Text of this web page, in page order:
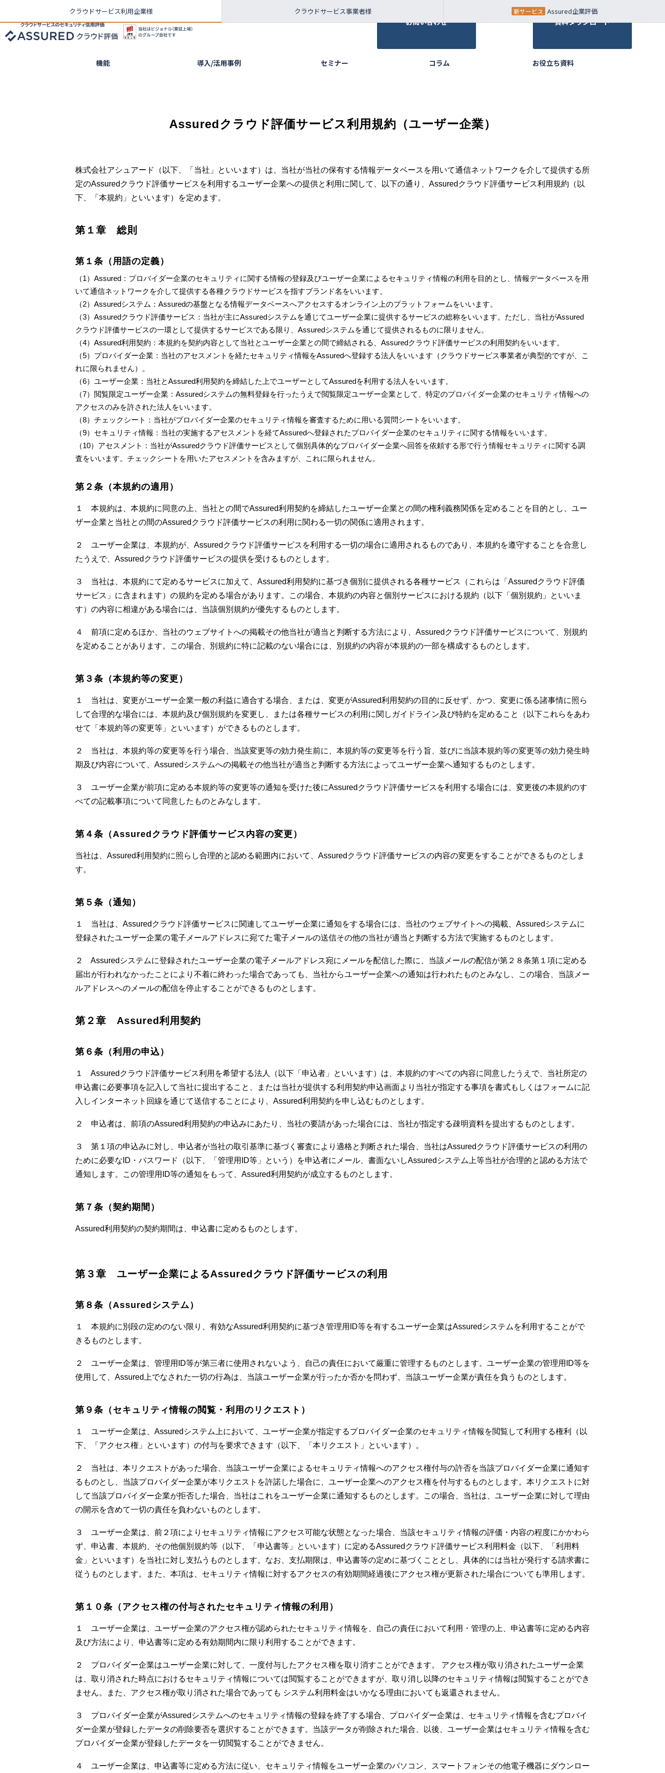
クラウドサービス利用企業様 クラウドサービス事業者様 Assured企業評価
お問い合わせ 資料ダウンロード
機能 導入/活用事例 セミナー コラム お役立ち資料
Assuredクラウド評価サービス利用規約（ユーザー企業）
株式会社アシュアード（以下、「当社」といいます）は、当社が当社の保有する情報データベースを用いて通信ネットワークを介して提供する所
定のAssuredクラウド評価サービスを利用するユーザー企業への提供と利用に関して、以下の通り、Assuredクラウド評価サービス利用規約（以
下、「本規約」といいます）を定めます。
第１章　総則
第１条（用語の定義）
（1）Assured：プロバイダー企業のセキュリティに関する情報の登録及びユーザー企業によるセキュリティ情報の利用を目的とし、情報データベースを用
いて通信ネットワークを介して提供する各種クラウドサービスを指すブランド名をいいます。
（2）Assuredシステム：Assuredの基盤となる情報データベースへアクセスするオンライン上のプラットフォームをいいます。
（3）Assuredクラウド評価サービス：当社が主にAssuredシステムを通じてユーザー企業に提供するサービスの総称をいいます。ただし、当社がAssured
クラウド評価サービスの一環として提供するサービスである限り、Assuredシステムを通じて提供されるものに限りません。
（4）Assured利用契約：本規約を契約内容として当社とユーザー企業との間で締結される、Assuredクラウド評価サービスの利用契約をいいます。
（5）プロバイダー企業：当社のアセスメントを経たセキュリティ情報をAssuredへ登録する法人をいいます（クラウドサービス事業者が典型的ですが、こ
れに限られません）。
（6）ユーザー企業：当社とAssured利用契約を締結した上でユーザーとしてAssuredを利用する法人をいいます。
（7）閲覧限定ユーザー企業：Assuredシステムの無料登録を行ったうえで閲覧限定ユーザー企業として、特定のプロバイダー企業のセキュリティ情報への
アクセスのみを許された法人をいいます。
（8）チェックシート：当社がプロバイダー企業のセキュリティ情報を審査するために用いる質問シートをいいます。
（9）セキュリティ情報：当社の実施するアセスメントを経てAssuredへ登録されたプロバイダー企業のセキュリティに関する情報をいいます。
（10）アセスメント：当社がAssuredクラウド評価サービスとして個別具体的なプロバイダー企業へ回答を依頼する形で行う情報セキュリティに関する調
査をいいます。チェックシートを用いたアセスメントを含みますが、これに限られません。
第２条（本規約の適用）
１ 本規約は、本規約に同意の上、当社との間でAssured利用契約を締結したユーザー企業との間の権利義務関係を定めることを目的とし、ユー
ザー企業と当社との間のAssuredクラウド評価サービスの利用に関わる一切の関係に適用されます。
２ ユーザー企業は、本規約が、Assuredクラウド評価サービスを利用する一切の場合に適用されるものであり、本規約を遵守することを合意し
たうえで、Assuredクラウド評価サービスの提供を受けるものとします。
３ 当社は、本規約にて定めるサービスに加えて、Assured利用契約に基づき個別に提供される各種サービス（これらは「Assuredクラウド評価
サービス」に含まれます）の規約を定める場合があります。この場合、本規約の内容と個別サービスにおける規約（以下「個別規約」といいま
す）の内容に相違がある場合には、当該個別規約が優先するものとします。
４ 前項に定めるほか、当社のウェブサイトへの掲載その他当社が適当と判断する方法により、Assuredクラウド評価サービスについて、別規約
を定めることがあります。この場合、別規約に特に記載のない場合には、別規約の内容が本規約の一部を構成するものとします。
第３条（本規約等の変更）
１ 当社は、変更がユーザー企業一般の利益に適合する場合、または、変更がAssured利用契約の目的に反せず、かつ、変更に係る諸事情に照ら
して合理的な場合には、本規約及び個別規約を変更し、または各種サービスの利用に関しガイドライン及び特約を定めること（以下これらをあわ
せて「本規約等の変更等」といいます）ができるものとします。
２ 当社は、本規約等の変更等を行う場合、当該変更等の効力発生前に、本規約等の変更等を行う旨、並びに当該本規約等の変更等の効力発生時
期及び内容について、Assuredシステムへの掲載その他当社が適当と判断する方法によってユーザー企業へ通知するものとします。
３ ユーザー企業が前項に定める本規約等の変更等の通知を受けた後にAssuredクラウド評価サービスを利用する場合には、変更後の本規約のす
べての記載事項について同意したものとみなします。
第４条（Assuredクラウド評価サービス内容の変更）
当社は、Assured利用契約に照らし合理的と認める範囲内において、Assuredクラウド評価サービスの内容の変更をすることができるものとしま
す。
第５条（通知）
１ 当社は、Assuredクラウド評価サービスに関連してユーザー企業に通知をする場合には、当社のウェブサイトへの掲載、Assuredシステムに
登録されたユーザー企業の電子メールアドレスに宛てた電子メールの送信その他の当社が適当と判断する方法で実施するものとします。
２ Assuredシステムに登録されたユーザー企業の電子メールアドレス宛にメールを配信した際に、当該メールの配信が第２８条第１項に定める
届出が行われなかったことにより不着に終わった場合であっても、当社からユーザー企業への通知は行われたものとみなし、この場合、当該メー
ルアドレスへのメールの配信を停止することができるものとします。
第２章　Assured利用契約
第６条（利用の申込）
１ Assuredクラウド評価サービス利用を希望する法人（以下「申込者」といいます）は、本規約のすべての内容に同意したうえで、当社所定の
申込書に必要事項を記入して当社に提出すること、または当社が提供する利用契約申込画面より当社が指定する事項を書式もしくはフォームに記
入しインターネット回線を通じて送信することにより、Assured利用契約を申し込むものとします。
２ 申込者は、前項のAssured利用契約の申込みにあたり、当社の要請があった場合には、当社が指定する疎明資料を提出するものとします。
３ 第１項の申込みに対し、申込者が当社の取引基準に基づく審査により適格と判断された場合、当社はAssuredクラウド評価サービスの利用の
ために必要なID・パスワード（以下、「管理用ID等」という）を申込者にメール、書面ないしAssuredシステム上等当社が合理的と認める方法で
通知します。この管理用ID等の通知をもって、Assured利用契約が成立するものとします。
第７条（契約期間）
Assured利用契約の契約期間は、申込書に定めるものとします。
第３章　ユーザー企業によるAssuredクラウド評価サービスの利用
第８条（Assuredシステム）
１ 本規約に別段の定めのない限り、有効なAssured利用契約に基づき管理用ID等を有するユーザー企業はAssuredシステムを利用することがで
きるものとします。
２ ユーザー企業は、管理用ID等が第三者に使用されないよう、自己の責任において厳重に管理するものとします。ユーザー企業の管理用ID等を
使用して、Assured上でなされた一切の行為は、当該ユーザー企業が行ったか否かを問わず、当該ユーザー企業が責任を負うものとします。
第９条（セキュリティ情報の閲覧・利用のリクエスト）
１ ユーザー企業は、Assuredシステム上において、ユーザー企業が指定するプロバイダー企業のセキュリティ情報を閲覧して利用する権利（以
下、「アクセス権」といいます）の付与を要求できます（以下、「本リクエスト」といいます）。
２ 当社は、本リクエストがあった場合、当該ユーザー企業によるセキュリティ情報へのアクセス権付与の許否を当該プロバイダー企業に通知す
るものとし、当該プロバイダー企業が本リクエストを許諾した場合に、ユーザー企業へのアクセス権を付与するものとします。本リクエストに対
して当該プロバイダー企業が拒否した場合、当社はこれをユーザー企業に通知するものとします。この場合、当社は、ユーザー企業に対して理由
の開示を含めて一切の責任を負わないものとします。
３ ユーザー企業は、前２項によりセキュリティ情報にアクセス可能な状態となった場合、当該セキュリティ情報の評価・内容の程度にかかわら
ず、申込書、本規約、その他個別規約等（以下、「申込書等」といいます）に定めるAssuredクラウド評価サービス利用料金（以下、「利用料
金」といいます）を当社に対し支払うものとします。なお、支払期限は、申込書等の定めに基づくこととし、具体的には当社が発行する請求書に
従うものとします。また、本項は、セキュリティ情報に対するアクセスの有効期間経過後にアクセス権が更新された場合についても準用します。
第１０条（アクセス権の付与されたセキュリティ情報の利用）
１ ユーザー企業は、ユーザー企業のアクセス権が認められたセキュリティ情報を、自己の責任において利用・管理の上、申込書等に定める内容
及び方法により、申込書等に定める有効期間内に限り利用することができます。
２ プロバイダー企業はユーザー企業に対して、一度付与したアクセス権を取り消すことができます。 アクセス権が取り消されたユーザー企業
は、取り消された時点におけるセキュリティ情報については閲覧することができますが、取り消し以降のセキュリティ情報は閲覧することができ
ません。また、アクセス権が取り消された場合であっても システム利用料金はいかなる理由においても返還されません。
３ プロバイダー企業がAssuredシステムへのセキュリティ情報の登録を終了する場合、プロバイダー企業は、セキュリティ情報を含むプロバイ
ダー企業が登録したデータの削除要否を選択することができます。当該データが削除された場合、以後、ユーザー企業はセキュリティ情報を含む
プロバイダー企業が登録したデータを一切閲覧することができません。
４ ユーザー企業は、申込書等に定める方法に従い、セキュリティ情報をユーザー企業のパソコン、スマートフォンその他電子機器にダウンロー